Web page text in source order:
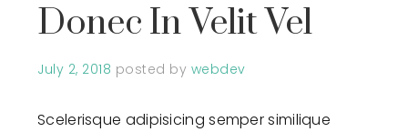
Donec In Velit Vel
July 2, 2018 posted by webdev
Scelerisque adipisicing semper similique